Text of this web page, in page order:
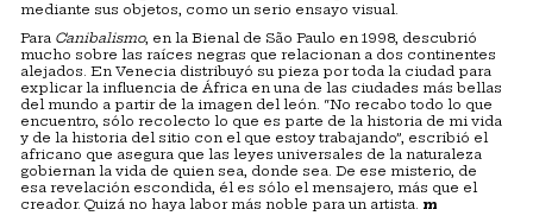
mediante sus objetos, como un serio ensayo visual.
Para Canibalismo, en la Bienal de São Paulo en 1998, descubrió
mucho sobre las raíces negras que relacionan a dos continentes
alejados. En Venecia distribuyó su pieza por toda la ciudad para
explicar la influencia de África en una de las ciudades más bellas
del mundo a partir de la imagen del león. “No recabo todo lo que
encuentro, sólo recolecto lo que es parte de la historia de mi vida
y de la historia del sitio con el que estoy trabajando”, escribió el
africano que asegura que las leyes universales de la naturaleza
gobiernan la vida de quien sea, donde sea. De ese misterio, de
esa revelación escondida, él es sólo el mensajero, más que el
creador. Quizá no haya labor más noble para un artista. m